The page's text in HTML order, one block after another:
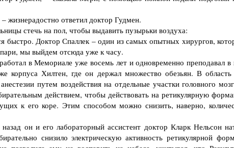
ответил доктор Гудмен.
стечь на пол, чтобы выдавить пузырьки воздуха:
Доктор Спаллек – один из самых опытных хирургов,
мы выйдем отсюда уже к часу.
в Мемориале уже восемь лет и одновременно преподавал
корпуса Хилтен, где он держал множество обезьян. В
путем воздействия на отдельные участки головного
действием, чтобы действовать на ретикулярную
к его коре. Этим способом можно снизить, наверно,
он и его лабораторный ассистент доктор Кларк Нельсон
снизило электрическую активность ретикулярной